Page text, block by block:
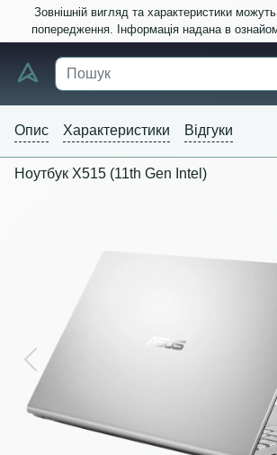
Зовнішній вигляд та характеристики
попередження. Інформація надана в
Опис Характеристики Відгуки
Ноутбук X515 (11th Gen Intel)
Previous